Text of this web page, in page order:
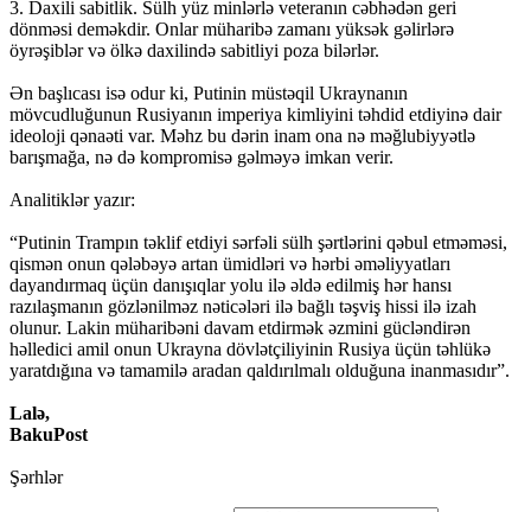
3. Daxili sabitlik. Sülh yüz minlərlə veteranın cəbhədən geri
dönməsi deməkdir. Onlar müharibə zamanı yüksək gəlirlərə
öyrəşiblər və ölkə daxilində sabitliyi poza bilərlər.
Ən başlıcası isə odur ki, Putinin müstəqil Ukraynanın
mövcudluğunun Rusiyanın imperiya kimliyini təhdid etdiyinə dair
ideoloji qənaəti var. Məhz bu dərin inam ona nə məğlubiyyətlə
barışmağa, nə də kompromisə gəlməyə imkan verir.
Analitiklər yazır:
“Putinin Trampın təklif etdiyi sərfəli sülh şərtlərini qəbul etməməsi,
qismən onun qələbəyə artan ümidləri və hərbi əməliyyatları
dayandırmaq üçün danışıqlar yolu ilə əldə edilmiş hər hansı
razılaşmanın gözlənilməz nəticələri ilə bağlı təşviş hissi ilə izah
olunur. Lakin müharibəni davam etdirmək əzmini gücləndirən
həlledici amil onun Ukrayna dövlətçiliyinin Rusiya üçün təhlükə
yaratdığına və tamamilə aradan qaldırılmalı olduğuna inanmasıdır”.
Lalə,
BakuPost
Şərhlər